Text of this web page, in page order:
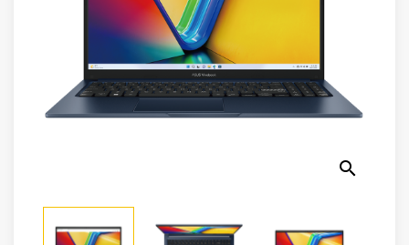
Electroménager
Sécurité
search